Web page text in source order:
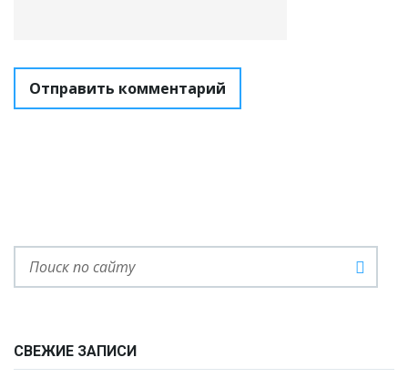
СВЕЖИЕ ЗАПИСИ